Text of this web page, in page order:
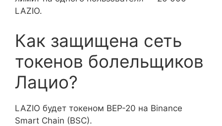
LAZIO.
Как защищена сеть
токенов болельщиков
Лацио?
LAZIO будет токеном BEP-20 на Binance
Smart Chain (BSC).